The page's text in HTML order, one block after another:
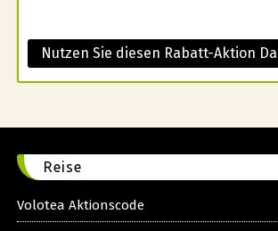
Nutzen Sie diesen Rabatt-Aktion
Reise
Volotea Aktionscode